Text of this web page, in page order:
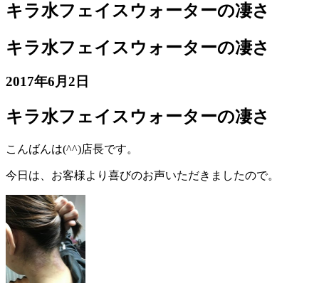
キラ水フェイスウォーターの凄さ
キラ水フェイスウォーターの凄さ
2017年6月2日
キラ水フェイスウォーターの凄さ
こんばんは(^^)店長です。
今日は、お客様より喜びのお声いただきましたので。